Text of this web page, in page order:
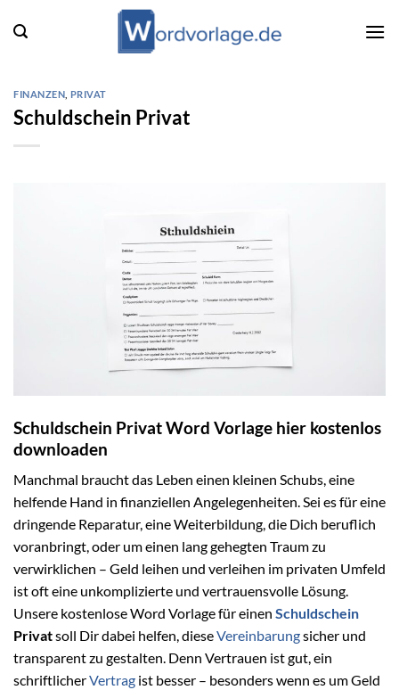
Inhalt
FINANZEN PRIVAT
Schuldschein Privat
Schuldschein Privat Word Vorlage hier kostenlos
downloaden
Manchmal braucht das Leben einen kleinen Schubs, eine
helfende Hand in finanziellen Angelegenheiten. Sei es für eine
dringende Reparatur, eine Weiterbildung, die Dich beruflich
voranbringt, oder um einen lang gehegten Traum zu
verwirklichen – Geld leihen und verleihen im privaten Umfeld
ist oft eine unkomplizierte und vertrauensvolle Lösung.
Unsere kostenlose Word Vorlage für einen Schuldschein
Privatsoll Dir dabei helfen, dieseVereinbarungsicher und
transparent zu gestalten. Denn Vertrauen ist gut, ein
schriftlicherVertrag ist besser – besonders wenn es um Geld